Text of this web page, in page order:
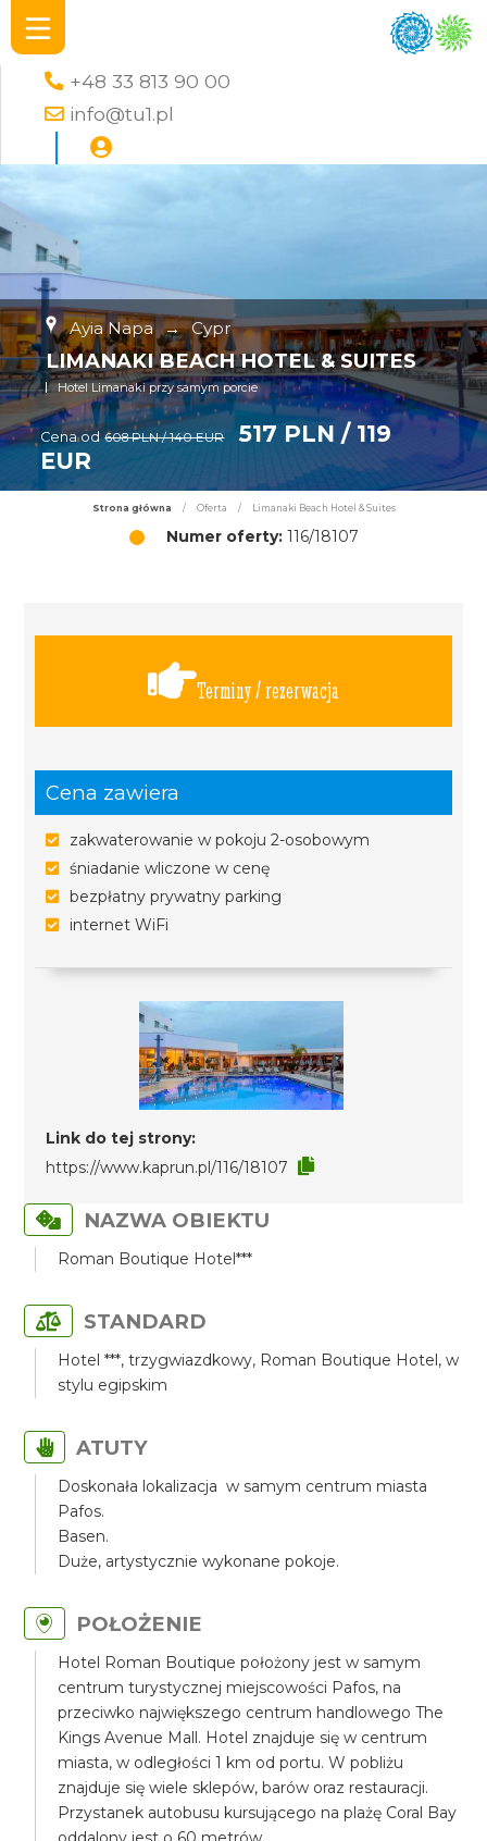
+48 33 813 90 00
info@tu1.pl
Ayia Napa → Cypr
LIMANAKI BEACH HOTEL & SUITES
Hotel Limanaki przy samym porcie
Cena od 608 PLN / 140 EUR
517 PLN / 119
EUR
Strona główna / Oferta / Limanaki Beach Hotel & Suites
Numer oferty:116/18107
Terminy / rezerwacja
Cena zawiera
zakwaterowanie w pokoju 2-osobowym
śniadanie wliczone w cenę
bezpłatny prywatny parking
internet WiFi
Link do tej strony:
https://www.kaprun.pl/116/18107
NAZWA OBIEKTU
Roman Boutique Hotel***
STANDARD
Hotel ***, trzygwiazdkowy, Roman Boutique Hotel, w
stylu egipskim
ATUTY
Doskonała lokalizacja w samym centrum miasta
Pafos.
Basen.
Duże, artystycznie wykonane pokoje.
POŁOŻENIE
Hotel Roman Boutique położony jest w samym
centrum turystycznej miejscowości Pafos, na
przeciwko największego centrum handlowego The
Kings Avenue Mall. Hotel znajduje się w centrum
miasta, w odległości 1 km od portu. W pobliżu
znajduje się wiele sklepów, barów oraz restauracji.
Przystanek autobusu kursującego na plażę Coral Bay